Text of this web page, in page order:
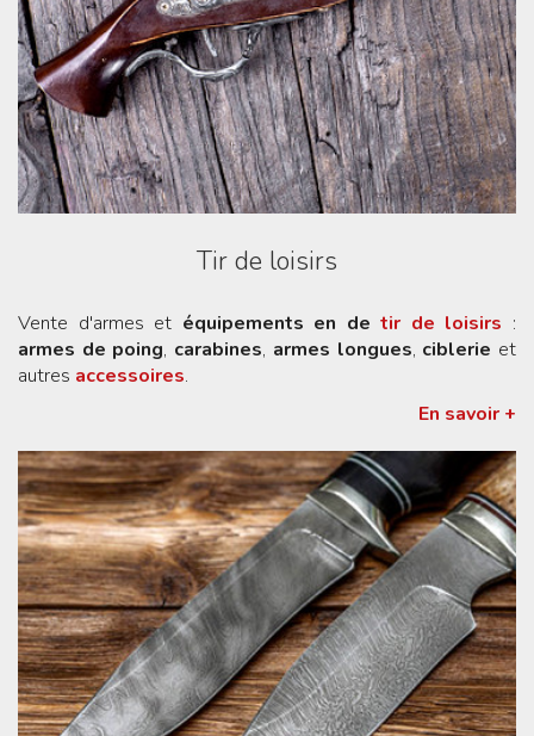
Tir de loisirs
Vente d'armes et équipements en detir de loisirs :
armes de poing, carabines, armes longues, ciblerie et
autres accessoires.
En savoir +